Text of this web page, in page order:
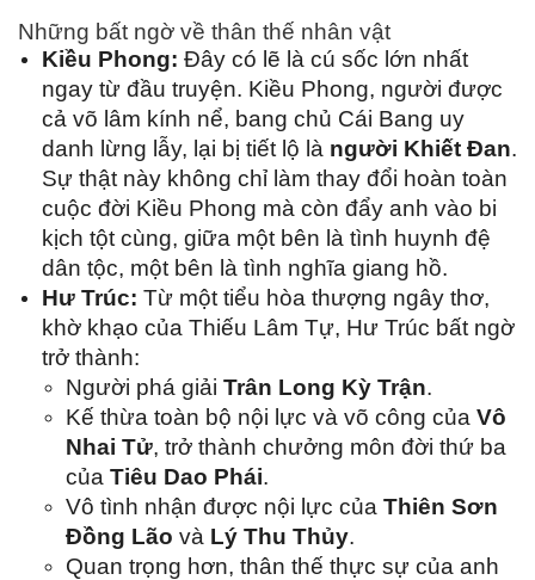
Những bất ngờ về thân thế nhân vật
Kiều Phong: Đây có lẽ là cú sốc lớn nhất
ngay từ đầu truyện. Kiều Phong, người được
cả võ lâm kính nể, bang chủ Cái Bang uy
danh lừng lẫy, lại bị tiết lộ là người Khiết Đan.
Sự thật này không chỉ làm thay đổi hoàn toàn
cuộc đời Kiều Phong mà còn đẩy anh vào bi
kịch tột cùng, giữa một bên là tình huynh đệ
dân tộc, một bên là tình nghĩa giang hồ.
Hư Trúc: Từ một tiểu hòa thượng ngây thơ,
khờ khạo của Thiếu Lâm Tự, Hư Trúc bất ngờ
trở thành:
Người phá giải Trân Long Kỳ Trận.
Kế thừa toàn bộ nội lực và võ công của Vô
Nhai Tử, trở thành chưởng môn đời thứ ba
của Tiêu Dao Phái.
Vô tình nhận được nội lực của Thiên Sơn
Đồng Lão và Lý Thu Thủy.
Quan trọng hơn, thân thế thực sự của anh